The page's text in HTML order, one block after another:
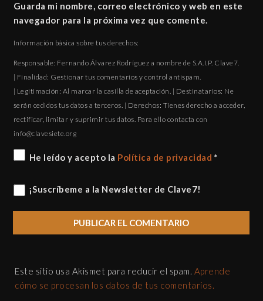
Guarda mi nombre, correo electrónico y web en este
navegador para la próxima vez que comente.
Información básica sobre tus derechos:
Responsable: Fernando Álvarez Rodríguez a nombre de S.A.I.P. Clave7.
| Finalidad: Gestionar tus comentarios y control antispam.
| Legitimación: Al marcar la casilla de aceptación. | Destinatarios: Ne
serán cedidos tus datos a terceros. | Derechos: Tienes derecho a acceder,
rectificar, limitar y suprimir tus datos. Para ello contacta con
gro.eteisevalc@ofni
He leído y acepto la Política de privacidad *
¡Suscríbeme a la Newsletter de Clave7!
Este sitio usa Akismet para reducir el spam. Aprende
cómo se procesan los datos de tus comentarios.